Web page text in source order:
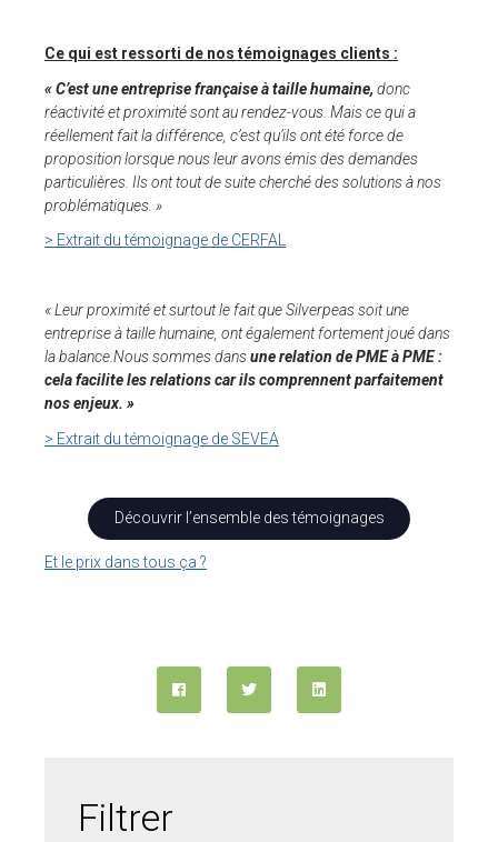
Ce qui est ressorti de nos témoignages clients :
« C’est une entreprise française à taille humaine, donc
réactivité et proximité sont au rendez-vous. Mais ce qui a
réellement fait la différence, c’est qu’ils ont été force de
proposition lorsque nous leur avons émis des demandes
particulières. Ils ont tout de suite cherché des solutions à nos
problématiques. »
> Extrait du témoignage de CERFAL
« Leur proximité et surtout le fait que Silverpeas soit une
entreprise à taille humaine, ont également fortement joué dans
la balance.Nous sommes dansune relation de PME à PME :
cela facilite les relations car ils comprennent parfaitement
nos enjeux. »
> Extrait du témoignage de SEVEA
Découvrir l’ensemble des témoignages
Et le prix dans tous ça ?
Filtrer